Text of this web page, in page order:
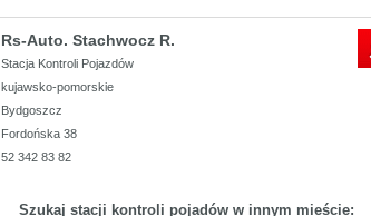
Rs-Auto. Stachwocz R.
Stacja Kontroli Pojazdów
kujawsko-pomorskie
Bydgoszcz
Fordońska 38
52 342 83 82
Szukaj stacji kontroli pojadów w innym mieście: